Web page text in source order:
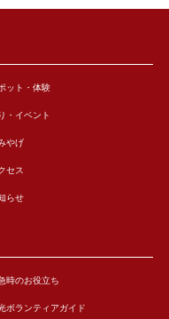
ット・体験
・イベント
やげ
セス
らせ
時のお役立ち
ボランティアガイド